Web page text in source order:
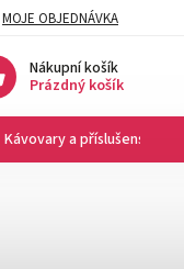
MOJE OBJEDNÁVKA
Nákupní košík
Prázdný košík
Kávovary a příslušenství